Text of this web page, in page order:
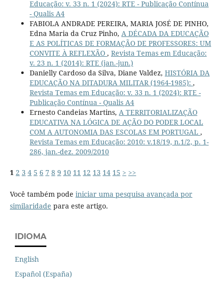
Educação: v. 33 n. 1 (2024): RTE - Publicação Contínua
- Qualis A4
FABIOLA ANDRADE PEREIRA, MARIA JOSÉ DE PINHO,
Edna Maria da Cruz Pinho, A DÉCADA DA EDUCAÇÃO
E AS POLÍTICAS DE FORMAÇÃO DE PROFESSORES: UM
CONVITE À REFLEXÃO , Revista Temas em Educação:
v. 23 n. 1 (2014): RTE (jan.-jun.)
Danielly Cardoso da Silva, Diane Valdez, HISTÓRIA DA
EDUCAÇÃO NA DITADURA MILITAR (1964-1985): ,
Revista Temas em Educação: v. 33 n. 1 (2024): RTE -
Publicação Contínua - Qualis A4
Ernesto Candeias Martins, A TERRITORIALIZAÇÃO
EDUCATIVA NA LÓGICA DE AÇÃO DO PODER LOCAL
COM A AUTONOMIA DAS ESCOLAS EM PORTUGAL ,
Revista Temas em Educação: 2010: v.18/19, n.1/2, p. 1-
286, jan.-dez. 2009/2010
1 2 3 4 5 6 7 8 9 10 11 12 13 14 15 > >>
Você também pode iniciar uma pesquisa avançada por
similaridade para este artigo.
IDIOMA
English
Español (España)